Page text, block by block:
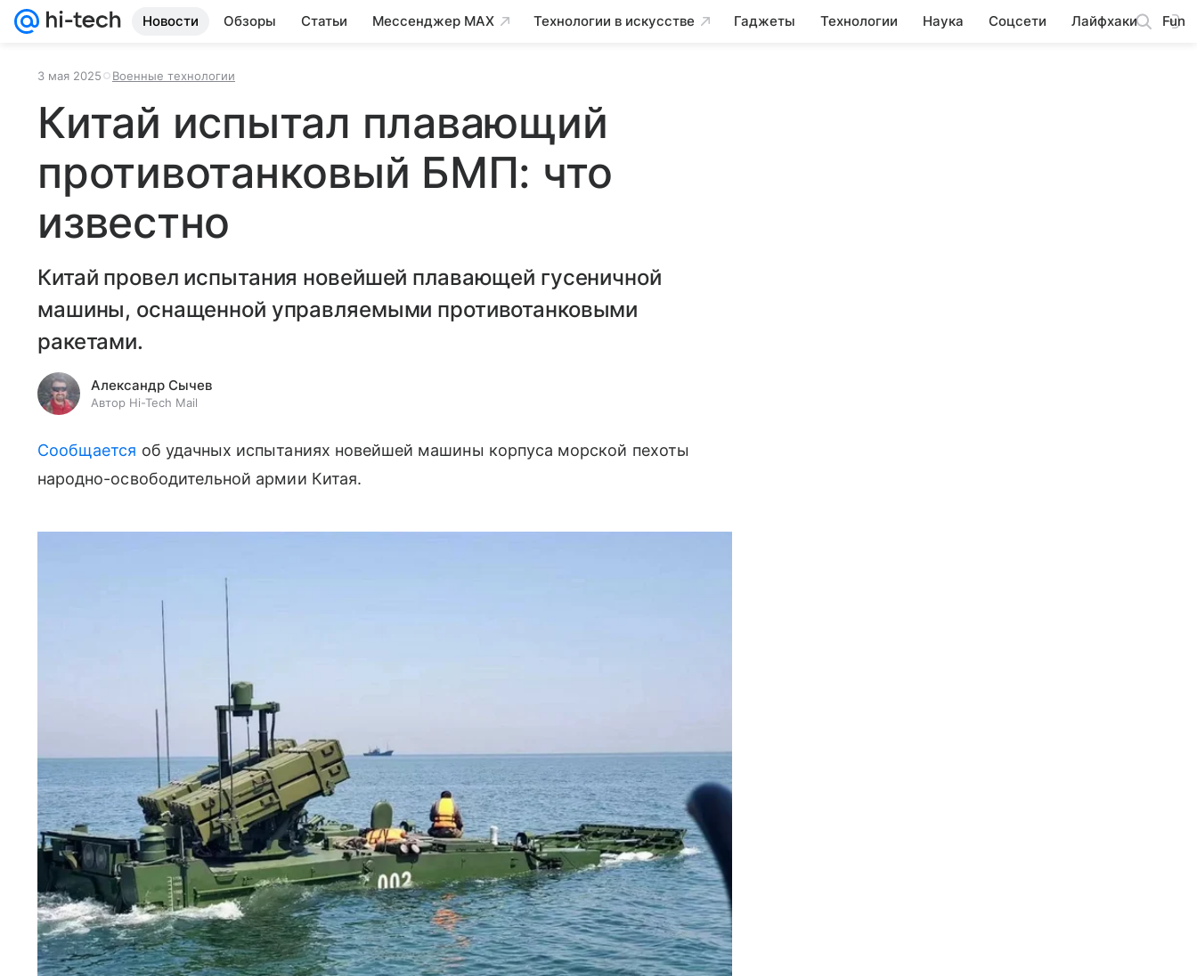
Новости Обзоры Статьи Мессенджер MAX Технологии в искусстве Гаджеты Технологии Наука Соцсети Лайфхаки Fun
3 мая 2025 Военные технологии
Китай испытал плавающий
противотанковый БМП: что
известно
Китай провел испытания новейшей плавающей гусеничной
машины, оснащенной управляемыми противотанковыми
ракетами.
Александр Сычев
Автор Hi-Tech Mail
Сообщается об удачных испытаниях новейшей машины корпуса морской пехоты
народно-освободительной армии Китая.